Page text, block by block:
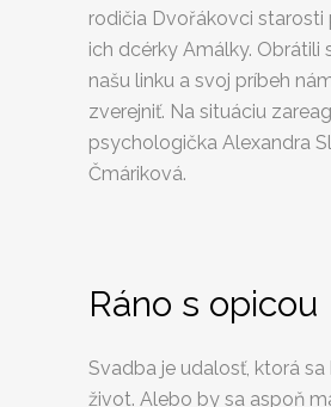
rodičia Dvořákovci starosti
ich dcérky Amálky. Obrátili
našu linku a svoj príbeh
zverejniť. Na situáciu
psychologička Alexandra
Čmáriková.
Ráno s opicou
Svadba je udalosť, ktorá sa
život. Alebo by sa aspoň